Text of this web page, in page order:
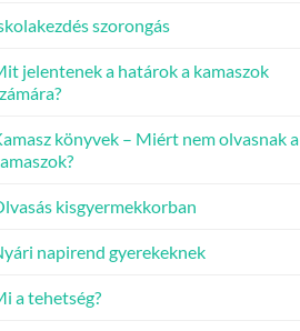
szorongás
jelentenek a határok a kamaszok
könyvek – Miért nem olvasnak a
kisgyermekkorban
napirend gyerekeknek
a tehetség?